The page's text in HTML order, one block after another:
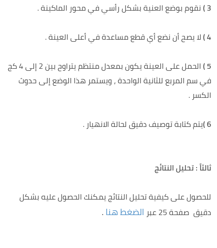
3 ) نقوم بوضع العنية بشكل رأسي في محور الماكينة .
4 ) لا يصح أن نضع أي قطع مساعدة في أعلى العينة .
5 )
الحمل على العينة يكون بمعدل منتظم يتراوح بين 2 إلى 4 كج
في سم المربع للثانية الواحدة ، ويستمر هذا الوضع إلى حدوث
الكسر .
6 ) يتم كتابة توصيف دقيق لحالة الانهيار .
ثالثاً : تحليل النتائج
للحصول على كيفية تحليل النتائج يمكنك الحصول عليه بشكل
دقيق صفحة 25 عبر
الضغط هنا.